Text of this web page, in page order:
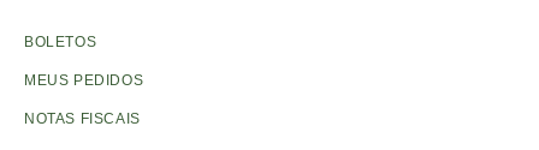
BOLETOS
MEUS PEDIDOS
NOTAS FISCAIS